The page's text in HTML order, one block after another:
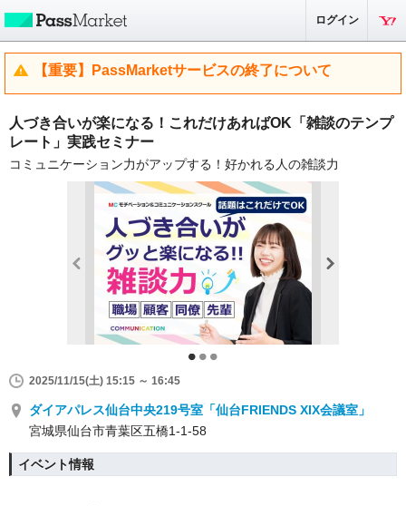
ログイン
【重要】PassMarketサービスの終了について
人づき合いが楽になる！これだけあればOK「雑談のテンプ
レート」実践セミナー
コミュニケーション力がアップする！好かれる人の雑談力
2025/11/15(土) 15:15 ～ 16:45
ダイアパレス仙台中央219号室「仙台FRIENDS XIX会議室」
宮城県仙台市青葉区五橋1-1-58
イベント情報